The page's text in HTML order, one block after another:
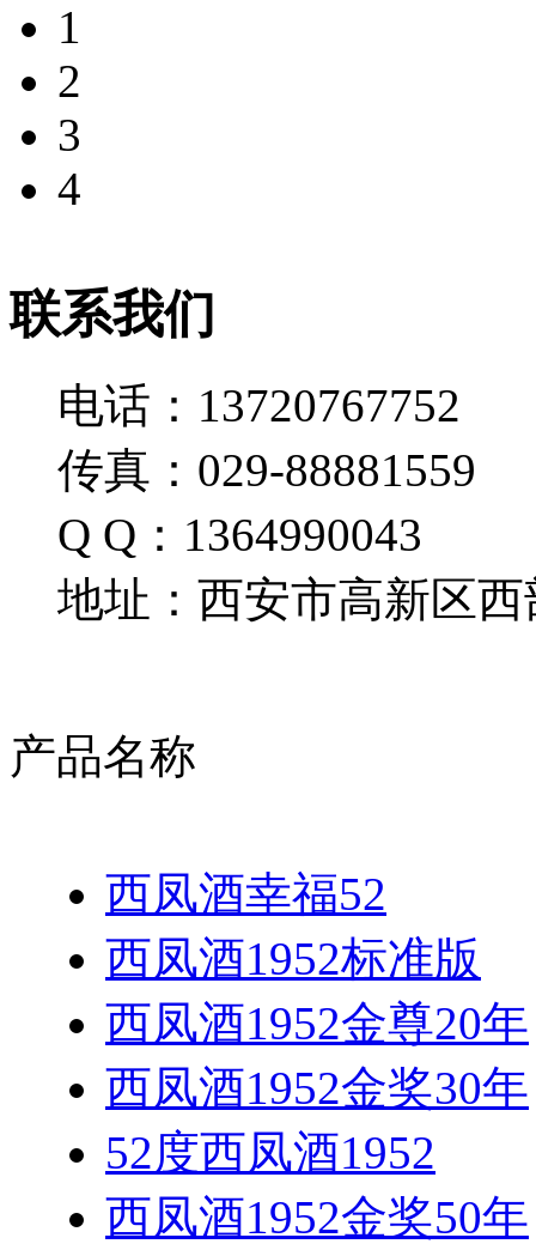
1
2
3
4
联系我们
电话：13720767752
传真：029-88881559
Q Q：1364990043
地址：西安市高新区西
产品名称
西凤酒幸福52
西凤酒1952标准版
西凤酒1952金尊20年
西凤酒1952金奖30年
52度西凤酒1952
西凤酒1952金奖50年